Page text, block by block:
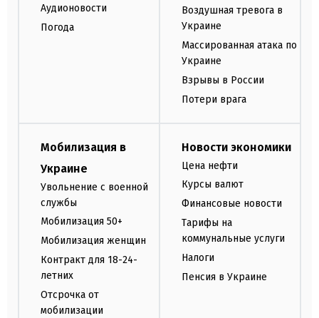
Аудионовости
Погода
Воздушная тревога в
Украине
Массированная атака по
Украине
Взрывы в России
Потери врага
Мобилизация в
Украине
Увольнение с военной
службы
Мобилизация 50+
Мобилизация женщин
Контракт для 18-24-
летних
Отсрочка от
мобилизации
Новости экономики
Цена нефти
Курсы валют
Финансовые новости
Тарифы на
коммунальные услуги
Налоги
Пенсия в Украине